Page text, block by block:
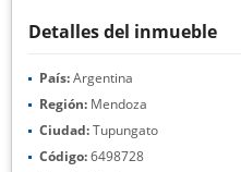
Detalles del inmueble
País:Argentina
Región: Mendoza
Ciudad:Tupungato
Código:6498728